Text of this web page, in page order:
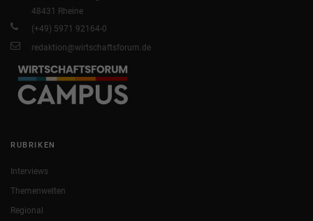
48431 Rheine
(+49) 5971 92164-0
redaktion@wirtschaftsforum.de
RUBRIKEN
Interviews
Themenwelten
Regional